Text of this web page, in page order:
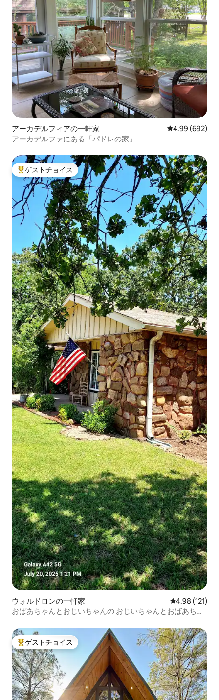
アーカデルフィアの一軒家 レビュー692
4.99 (692)
アーカデルファにある「パドレの家」
大好評のゲストチョイスです。
ゲストチョイス
ウォルドロンの一軒家 レビュー121
4.98 (121)
おばあちゃんとおじいちゃんの おじいちゃんとおばあちゃ
大好評のゲストチョイスです。
ゲストチョイス